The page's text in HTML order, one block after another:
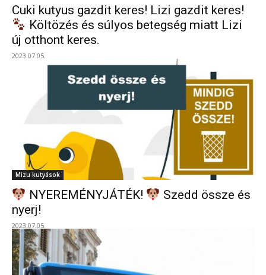
Cuki kutyus gazdit keres! Lizi gazdit keres!
Költözés és súlyos betegség miatt Lizi
új otthont keres.
2023.07.05.
Mizu kutyások
NYEREMÉNYJÁTÉK!
Szedd össze és
nyerj!
2023.07.05.